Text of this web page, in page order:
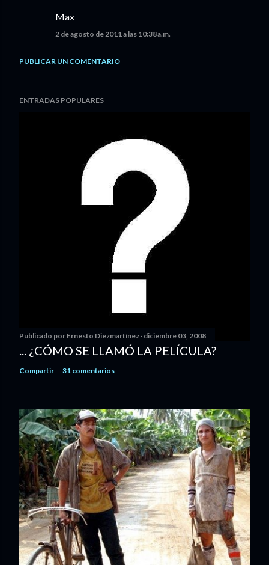
Max
2 de agosto de 2011 a las 10:38 a.m.
PUBLICAR UN COMENTARIO
ENTRADAS POPULARES
Publicado por Ernesto Diezmartínez diciembre 03, 2008
... ¿CÓMO SE LLAMÓ LA PELÍCULA?
Compartir 31 comentarios